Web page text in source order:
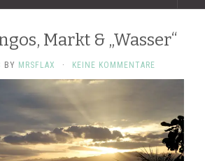
Markt & „Wasser“
BY MRSFLAX · KEINE KOMMENTARE